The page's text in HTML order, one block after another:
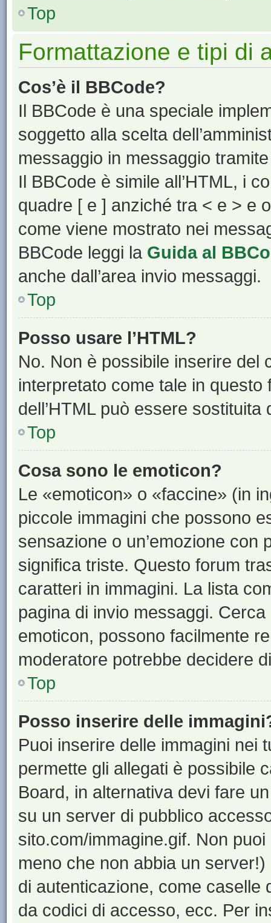
Top
Formattazione e tipi di
Cos’è il BBCode?
Il BBCode è una speciale
soggetto alla scelta
messaggio in messaggio
Il BBCode è simile all’HTML, i
quadre [ e ] anziché tra < e > e
come viene mostrato nei
BBCode leggi la Guida al
anche dall’area invio messaggi.
Top
Posso usare l’HTML?
No. Non è possibile inserire del
interpretato come tale in
dell’HTML può essere sostituita
Top
Cosa sono le emoticon?
Le «emoticon» o «faccine» (in
piccole immagini che possono
sensazione o un’emozione
significa triste. Questo forum
caratteri in immagini. La lista
pagina di invio messaggi.
emoticon, possono facilmente
moderatore potrebbe decidere
Top
Posso inserire delle
Puoi inserire delle immagini nei
permette gli allegati è possibile
Board, in alternativa devi fare
su un server di pubblico
sito.com/immagine.gif. Non
meno che non abbia un
di autenticazione, come caselle
da codici di accesso, ecc. Per